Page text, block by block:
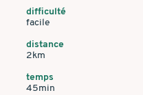
difficulté
facile
distance
2km
temps
45min